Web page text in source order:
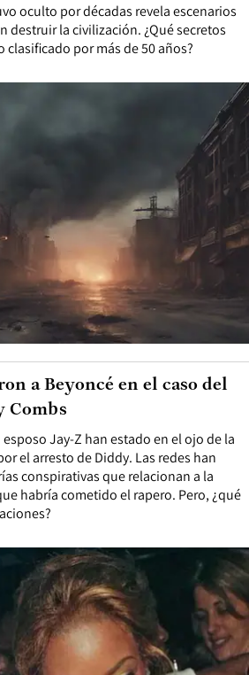
oculto por décadas revela escenarios
destruir la civilización. ¿Qué secretos
por más de 50 años?
Jay-Z han estado en el ojo de la
el arresto de Diddy. Las redes han
conspirativas que relacionan a la
habría cometido el rapero. Pero, ¿qué
a Beyoncé en el caso del
Combs